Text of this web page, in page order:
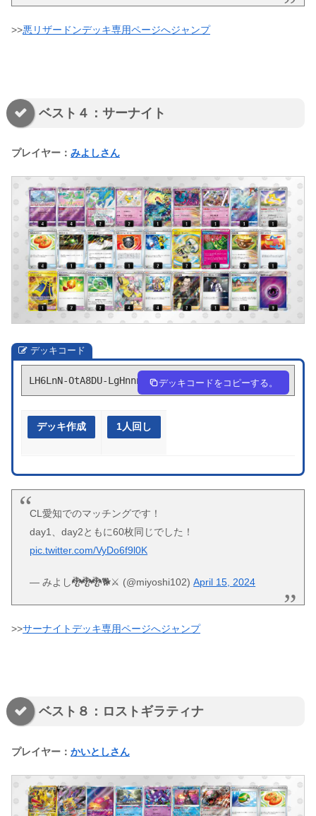
>>悪リザードンデッキ専用ページへジャンプ
ベスト４：サーナイト
プレイヤー： みよしさん
デッキコード
LH6LnN-OtA8DU-LgHnnn デッキコードをコピーする。
デッキ作成 1人回し
CL愛知でのマッチングです！
day1、day2ともに60枚同じでした！
pic.twitter.com/VyDo6f9l0K
— みよし🐉🐉🐉🐕⚔ (@miyoshi102)April 15, 2024
>>サーナイトデッキ専用ページへジャンプ
ベスト８：ロストギラティナ
プレイヤー： かいとしさん